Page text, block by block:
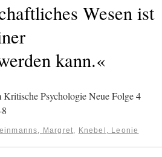
Wesen ist
kann.«
Psychologie Neue Folge 4
Margret, Knebel, Leonie